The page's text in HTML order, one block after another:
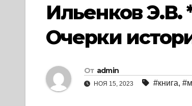
Ильенков Э.В.
Очерки
От admin
НОЯ 15, 2023 #книга,